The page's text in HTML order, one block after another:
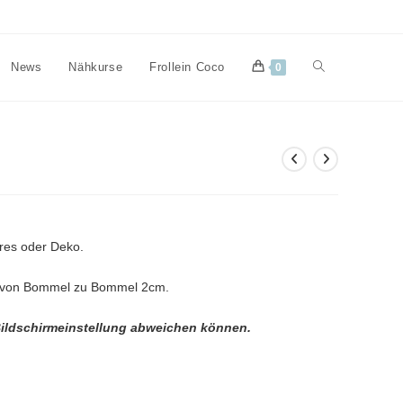
News Nähkurse Frollein Coco 0 Website-
oder Deko.
Bommel zu Bommel 2cm.
abweichen können.